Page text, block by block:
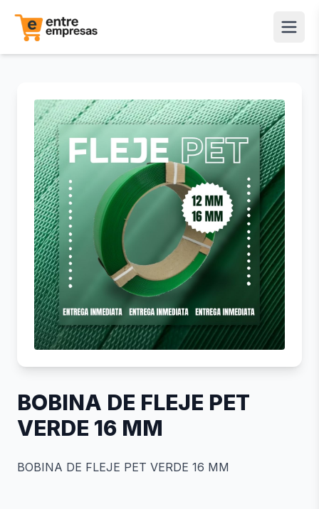
BOBINA DE FLEJE PET
VERDE 16 MM
BOBINA DE FLEJE PET VERDE 16 MM